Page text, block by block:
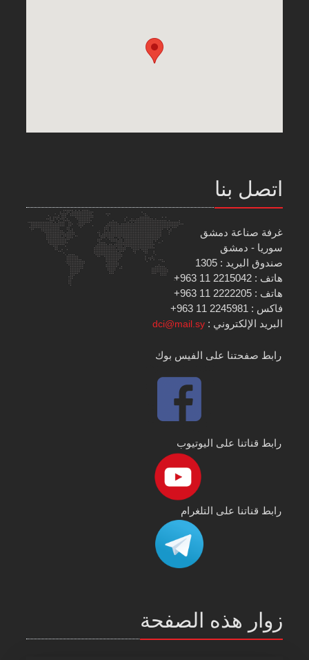
اتصل بنا
غرفة صناعة دمشق
سوريا - دمشق
صندوق البريد : 1305
هاتف : 2215042 11 963+
هاتف : 2222205 11 963+
فاكس : 2245981 11 963+
البريد الإلكتروني :dci@mail.sy
رابط صفحتنا على الفيس بوك
رابط قناتنا على اليوتيوب
رابط قناتنا على التلغرام
زوار هذه الصفحة